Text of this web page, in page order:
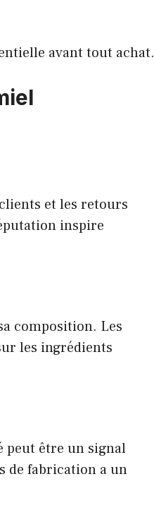
avant tout achat.
et les retours
inspire
composition. Les
les ingrédients
peut être un signal
de fabrication a un